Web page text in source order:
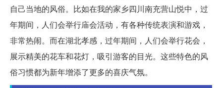
自己当地的风俗。比如在我的家乡四川南充营山悦中，过
年期间，人们会举行庙会活动，有各种传统表演和游戏，
非常热闹。而在湖北孝感，过年期间，人们会举行花会，
展示精美的花车和花灯，吸引游客的目光。这些特色的风
俗习惯都为新年增添了更多的喜庆气氛。